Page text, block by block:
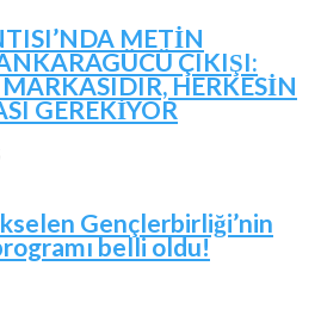
METİN
ÇIKIŞI:
HERKESİN
GEREKİYOR
Gençlerbirliği’nin
belli oldu!